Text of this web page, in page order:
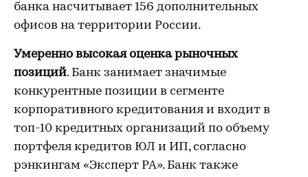
банка насчитывает 156 дополнительных
офисов на территории России.
Умеренно высокая оценка рыночных
позиций. Банк занимает значимые
конкурентные позиции в сегменте
корпоративного кредитования и входит в
топ-10 кредитных организаций по объему
портфеля кредитов ЮЛ и ИП, согласно
рэнкингам «Эксперт РА». Банк также